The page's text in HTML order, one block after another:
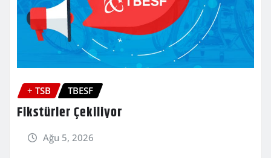
+ TSB TBESF
Fikstürler Çekiliyor
Ağu 5, 2026